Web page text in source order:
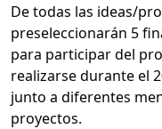
De todas las ideas/
preseleccionarán 5
para participar del
realizarse durante el
junto a diferentes
proyectos.